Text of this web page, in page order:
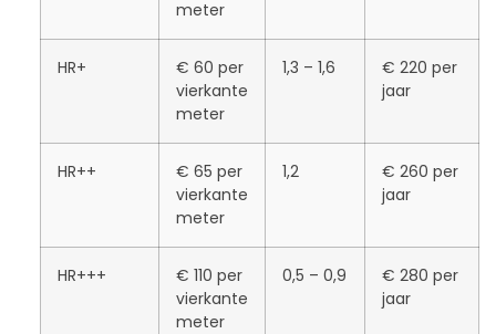
meter
HR+
€ 60 per
vierkante
meter
1,3 – 1,6
€ 220 per
jaar
HR++
€ 65 per
vierkante
meter
1,2
€ 260 per
jaar
HR+++
€ 110 per
vierkante
meter
0,5 – 0,9
€ 280 per
jaar